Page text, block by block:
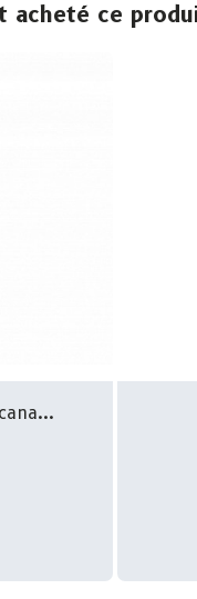
acheté ce